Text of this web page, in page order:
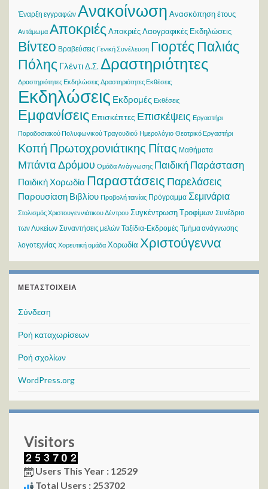
Έναρξη εγγραφών Ανακοίνωση Ανασκόπηση έτους
Αντάμωμα Αποκριές Αποκριές Λαογραφικές Εκδηλώσεις
Βίντεο Βραβεύσεις Γενική Συνέλευση Γιορτές Παλιάς
Πόλης ΓλέντιΔ.Σ. Δραστηριότητες
Δραστηριότητες Εκδηλώσεις Δραστηριότητες Εκθέσεις
Εκδηλώσεις Εκδρομές Εκθέσεις
Εμφανίσεις Επισκέπτες Επισκέψεις Εργαστήρι
Παραδοσιακού Πολυφωνικού Τραγουδιού Ημερολόγιο Θεατρικό Εργαστήρι
Κοπή Πρωτοχρονιάτικης Πίτας Μαθήματα
Μπάντα Δρόμου Ομάδα Ανάγνωσης Παιδική Παράσταση
Παιδική Χορωδία Παραστάσεις Παρελάσεις
Παρουσίαση Βιβλίου Προβολή ταινίας Πρόγραμμα Σεμινάρια
Στολισμός Χριστουγεννιάτικου Δέντρου Συγκέντρωση Τροφίμων Συνέδριο
των Λυκείων Συναντήσεις μελών Ταξίδια-Εκδρομές Τμήμα ανάγνωσης
λογοτεχνίας Χορευτική ομάδα Χορωδία Χριστούγεννα
ΜΕΤΑΣΤΟΙΧΕΊΑ
Σύνδεση
Ροή καταχωρίσεων
Ροή σχολίων
WordPress.org
Visitors
Users This Year : 12529
Total Users : 253702